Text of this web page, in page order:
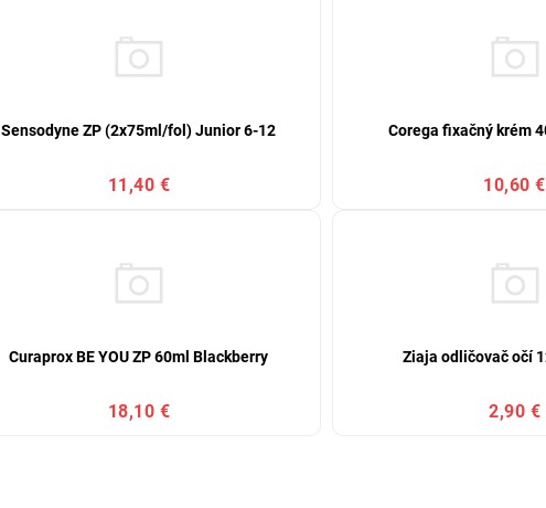
Sensodyne ZP (2x75ml/fol) Junior 6-12
11,40 €
Corega fixačný krém
10,60 €
Curaprox BE YOU ZP 60ml Blackberry
18,10 €
Ziaja odličovač očí
2,90 €